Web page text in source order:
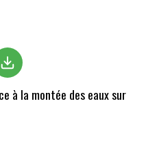
à la montée des eaux sur